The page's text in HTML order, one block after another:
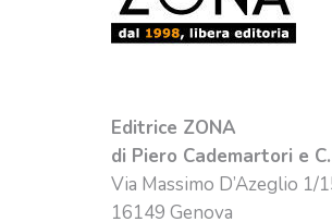
Editrice ZONA
di Piero Cademartori e
Via Massimo D’Azeglio 1/
16149 Genova